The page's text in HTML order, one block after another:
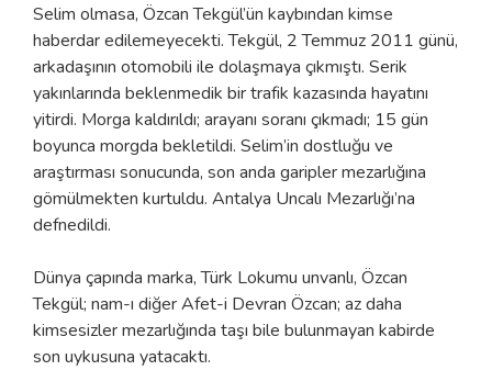
Selim olmasa, Özcan Tekgül’ün kaybından kimse
haberdar edilemeyecekti. Tekgül, 2 Temmuz 2011 günü,
arkadaşının otomobili ile dolaşmaya çıkmıştı. Serik
yakınlarında beklenmedik bir trafik kazasında hayatını
yitirdi. Morga kaldırıldı; arayanı soranı çıkmadı; 15 gün
boyunca morgda bekletildi. Selim’in dostluğu ve
araştırması sonucunda, son anda garipler mezarlığına
gömülmekten kurtuldu. Antalya Uncalı Mezarlığı’na
defnedildi.
Dünya çapında marka, Türk Lokumu unvanlı, Özcan
Tekgül; nam-ı diğer Afet-i Devran Özcan; az daha
kimsesizler mezarlığında taşı bile bulunmayan kabirde
son uykusuna yatacaktı.